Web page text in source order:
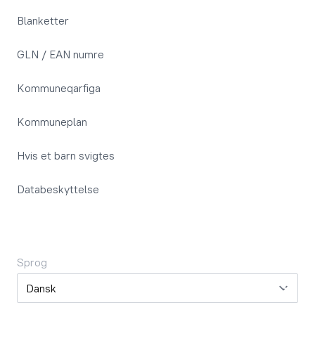
Blanketter
GLN / EAN numre
Kommuneqarfiga
Kommuneplan
Hvis et barn svigtes
Databeskyttelse
Sprog
Sprog